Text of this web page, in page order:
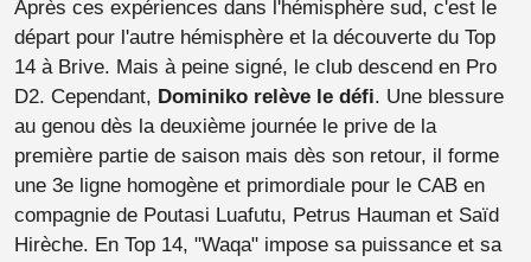
Après ces expériences dans l'hémisphère sud, c'est le
départ pour l'autre hémisphère et la découverte du Top
14 à Brive. Mais à peine signé, le club descend en Pro
D2. Cependant, Dominiko relève le défi. Une blessure
au genou dès la deuxième journée le prive de la
première partie de saison mais dès son retour, il forme
une 3e ligne homogène et primordiale pour le CAB en
compagnie de Poutasi Luafutu, Petrus Hauman et Saïd
Hirèche. En Top 14, "Waqa" impose sa puissance et sa